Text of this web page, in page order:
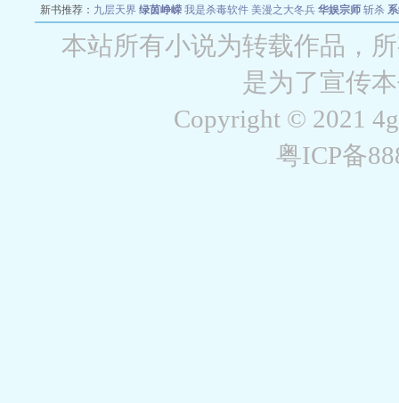
新书推荐： 九层天界 绿茵峥嵘 我是杀毒软件 美漫之大冬兵 华娱宗师 斩杀
战争天堂 混元道纪 教练万岁 都市全能巨星 绝对交易 全职武神 位面复
本站所有小说为转载作品，
是为了宣传
Copyright © 2021
粤ICP备